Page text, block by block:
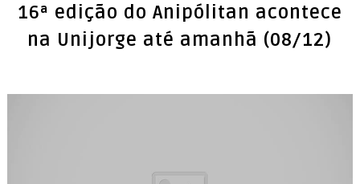
16ª edição do Anipólitan acontece
na Unijorge até amanhã (08/12)